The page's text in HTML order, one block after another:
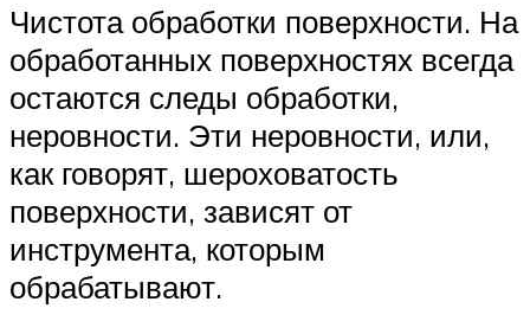
Чистота обработки поверхности. На
обработанных поверхностях всегда
остаются следы обработки,
неровности. Эти неровности, или,
как говорят, шероховатость
поверхности, зависят от
инструмента, которым
обрабатывают.